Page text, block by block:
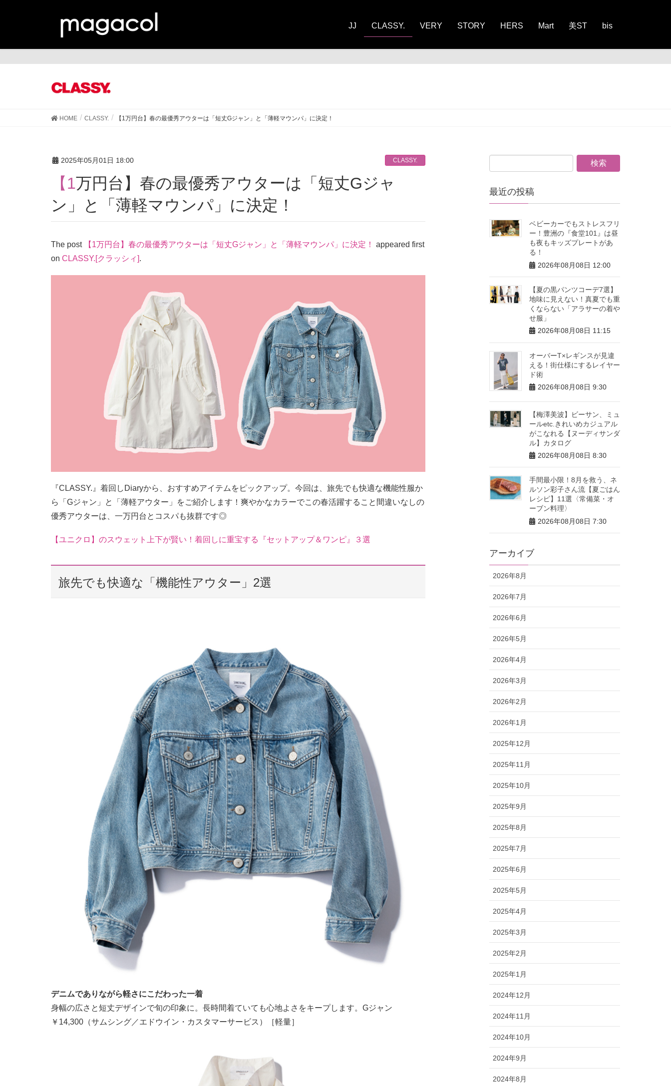
JJ CLASSY. VERY STORY HERS Mart 美ST bis
HOME CLASSY. 【1万円台】春の最優秀アウターは「短丈Gジャン」と「薄軽マウンパ」に決定！
2025年05月01日 18:00 CLASSY.
【1万円台】春の最優秀アウターは「短丈Gジャ
ン」と「薄軽マウンパ」に決定！
The post 【1万円台】春の最優秀アウターは「短丈Gジャン」と「薄軽マウンパ」に決定！
appeared first
on CLASSY.[クラッシィ].
『CLASSY.』着回しDiaryから、おすすめアイテムをピックアップ。今回は、旅先でも快適な機能性服か
ら「Gジャン」と「薄軽アウター」をご紹介します！爽やかなカラーでこの春活躍すること間違いなしの
優秀アウターは、一万円台とコスパも抜群です◎
【ユニクロ】のスウェット上下が賢い！着回しに重宝する『セットアップ＆ワンピ』３選
旅先でも快適な「機能性アウター」2選
デニムでありながら軽さにこだわった一着
身幅の広さと短丈デザインで旬の印象に。長時間着ていても心地よさをキープします。Gジャン
￥14,300（サムシング／エドウイン・カスタマーサービス）［軽量］
最近の投稿
ベビーカーでもストレスフリ
ー！豊洲の『食堂101』は昼
も夜もキッズプレートがあ
る！
2026年08月08日 12:00
【夏の黒パンツコーデ7選】
地味に見えない！真夏でも重
くならない「アラサーの着や
せ服」
2026年08月08日 11:15
オーバーT×レギンスが見違
える！街仕様にするレイヤー
ド術
2026年08月08日 9:30
【梅澤美波】ビーサン、ミュ
ールetc.きれいめカジュアル
がこなれる【ヌーディサンダ
ル】カタログ
2026年08月08日 8:30
手間最小限！8月を救う、ネ
ルソン彩子さん流【夏ごはん
レシピ】11選〈常備菜・オ
ーブン料理〉
2026年08月08日 7:30
アーカイブ
2026年8月
2026年7月
2026年6月
2026年5月
2026年4月
2026年3月
2026年2月
2026年1月
2025年12月
2025年11月
2025年10月
2025年9月
2025年8月
2025年7月
2025年6月
2025年5月
2025年4月
2025年3月
2025年2月
2025年1月
2024年12月
2024年11月
2024年10月
2024年9月
2024年8月